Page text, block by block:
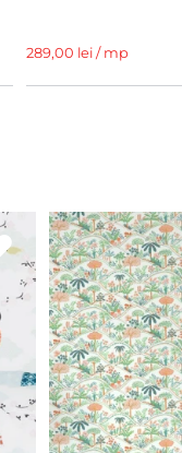
289,00 lei / mp